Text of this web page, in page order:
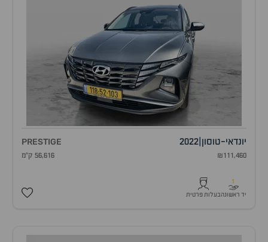
יונדאי-טוסון 2022
PRESTIGE
₪111,460 56,616 ק"מ
1
יד ראשונהבעלות פרטית